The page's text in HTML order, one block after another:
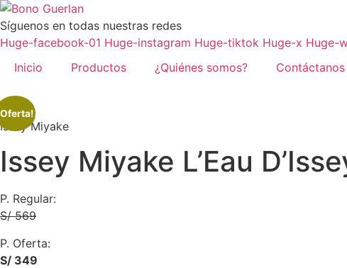
Ir
al
contenido
Síguenos en todas nuestras redes
Huge-facebook-01 Huge-instagram Huge-tiktok Huge-x Huge-
Inicio
Productos ¿Quiénes somos?
Contáctanos
Issey Miyake
Issey Miyake L’Eau
P. Regular:
S/ 569
P. Oferta:
S/ 349